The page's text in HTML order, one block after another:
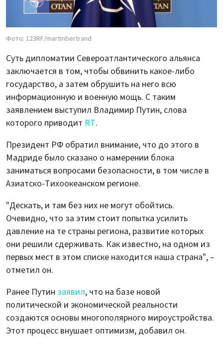
Фото: 123RF/martinbertrand
Суть дипломатии Североатлантического альянса
заключается в том, чтобы обвинить какое-либо
государство, а затем обрушить на него всю
информационную и военную мощь. С таким
заявлением выступил Владимир Путин, слова
которого приводит RT.
Президент РФ обратил внимание, что до этого в
Мадриде было сказано о намерении блока
заниматься вопросами безопасности, в том числе в
Азиатско-Тихоокеанском регионе.
"Дескать, и там без них не могут обойтись.
Очевидно, что за этим стоит попытка усилить
давление на те страны региона, развитие которых
они решили сдерживать. Как известно, на одном из
первых мест в этом списке находится наша страна", –
отметил он.
Ранее Путин заявил, что на базе новой
политической и экономической реальности
создаются основы многополярного мироустройства.
Этот процесс внушает оптимизм, добавил он.